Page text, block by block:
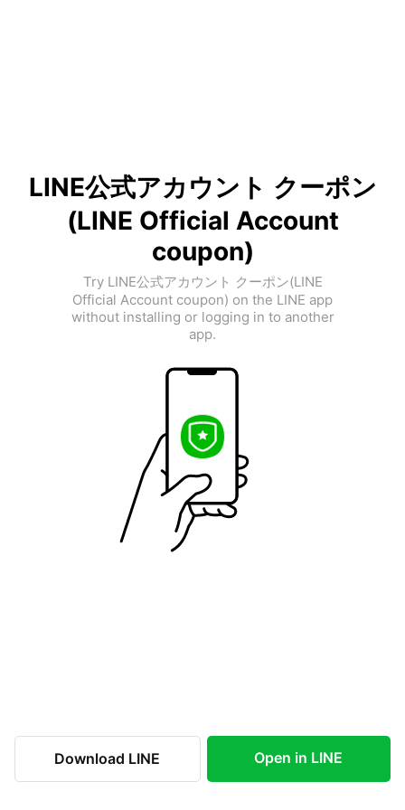
LINE公式アカウント クーポン
(LINE Official Account
coupon)
Try LINE公式アカウント クーポン(LINE
Official Account coupon) on the LINE app
without installing or logging in to another
app.
Download LINE Open in LINE